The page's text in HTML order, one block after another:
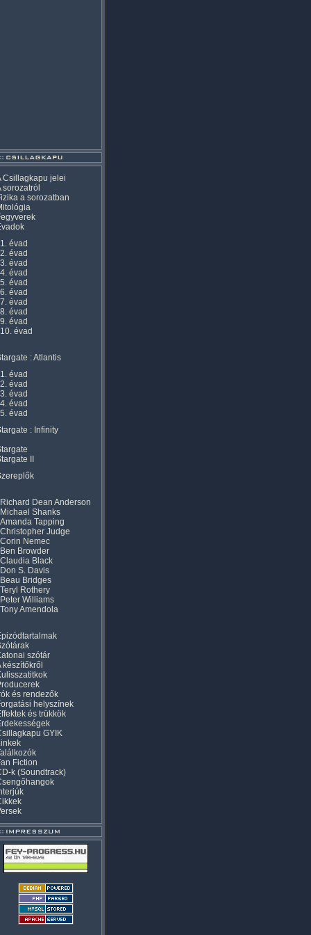
Csillagkapu jelei
sorozatról
a sorozatban
1. évad
2. évad
3. évad
4. évad
5. évad
6. évad
7. évad
8. évad
9. évad
10. évad
: Atlantis
1. évad
2. évad
3. évad
4. évad
5. évad
: Infinity
II
Richard Dean Anderson
Michael Shanks
Amanda Tapping
Christopher Judge
Corin Nemec
Ben Browder
Claudia Black
Don S. Davis
Beau Bridges
Teryl Rothery
Peter Williams
Tony Amendola
szótár
készítőkről
és rendezők
helyszínek
és trükkök
GYIK
Fiction
k (Soundtrack)